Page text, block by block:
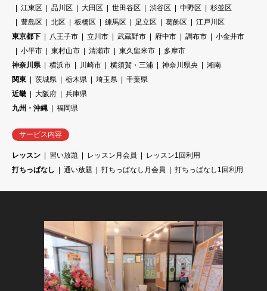
江東区
品川区 大田区 世田谷区 渋谷区 中野区
杉並区
豊島区
北区 板橋区 練馬区 足立区 葛飾区
江戸川区
東京都下
八王子市 立川市 武蔵野市 府中市 調布市
小金井市
小平市
東村山市 清瀬市 東久留米市
多摩市
神奈川県
横浜市 川崎市 横須賀・三浦 神奈川県央
湘南
関東
茨城県 栃木県 埼玉県
千葉県
近畿
大阪府
兵庫県
九州・沖縄
福岡県
サービス内容
レッスン 習い放題 レッスン月会員
レッスン1回利用
打ちっぱなし
通い放題 打ちっぱなし月会員 打ちっぱなし1回利用